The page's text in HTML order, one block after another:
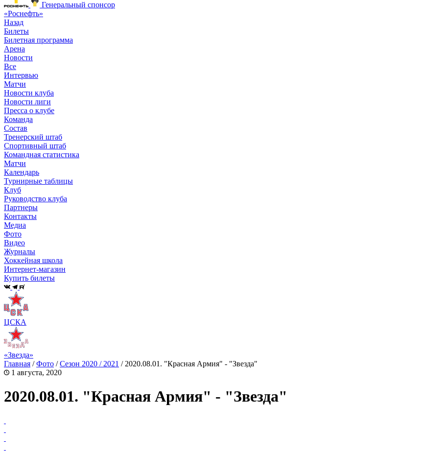
Генеральный спонсор
«Роснефть»
Назад
Билеты
Билетная программа
Арена
Новости
Все
Интервью
Матчи
Новости клуба
Новости лиги
Пресса о клубе
Команда
Состав
Тренерский штаб
Спортивный штаб
Командная статистика
Матчи
Календарь
Турнирные таблицы
Клуб
Руководство клуба
Партнеры
Контакты
Медиа
Фото
Видео
Журналы
Хоккейная школа
Интернет-магазин
Купить билеты
ЦСКА
«Звезда»
Главная /Фото /Сезон 2020 / 2021 / 2020.08.01. "Красная Армия" - "Звезда"
1 августа, 2020
2020.08.01. "Красная Армия" - "Звезда"